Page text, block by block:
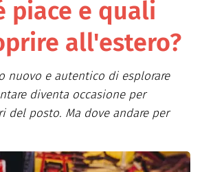
di base
piace e quali
all'estero?
nuovo e autentico di esplorare
diventa occasione per
del posto. Ma dove andare per